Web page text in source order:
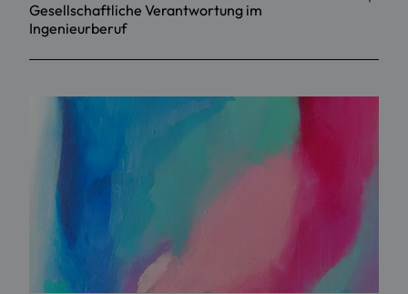
Gesellschaftliche Verantwortung im
Ingenieurberuf